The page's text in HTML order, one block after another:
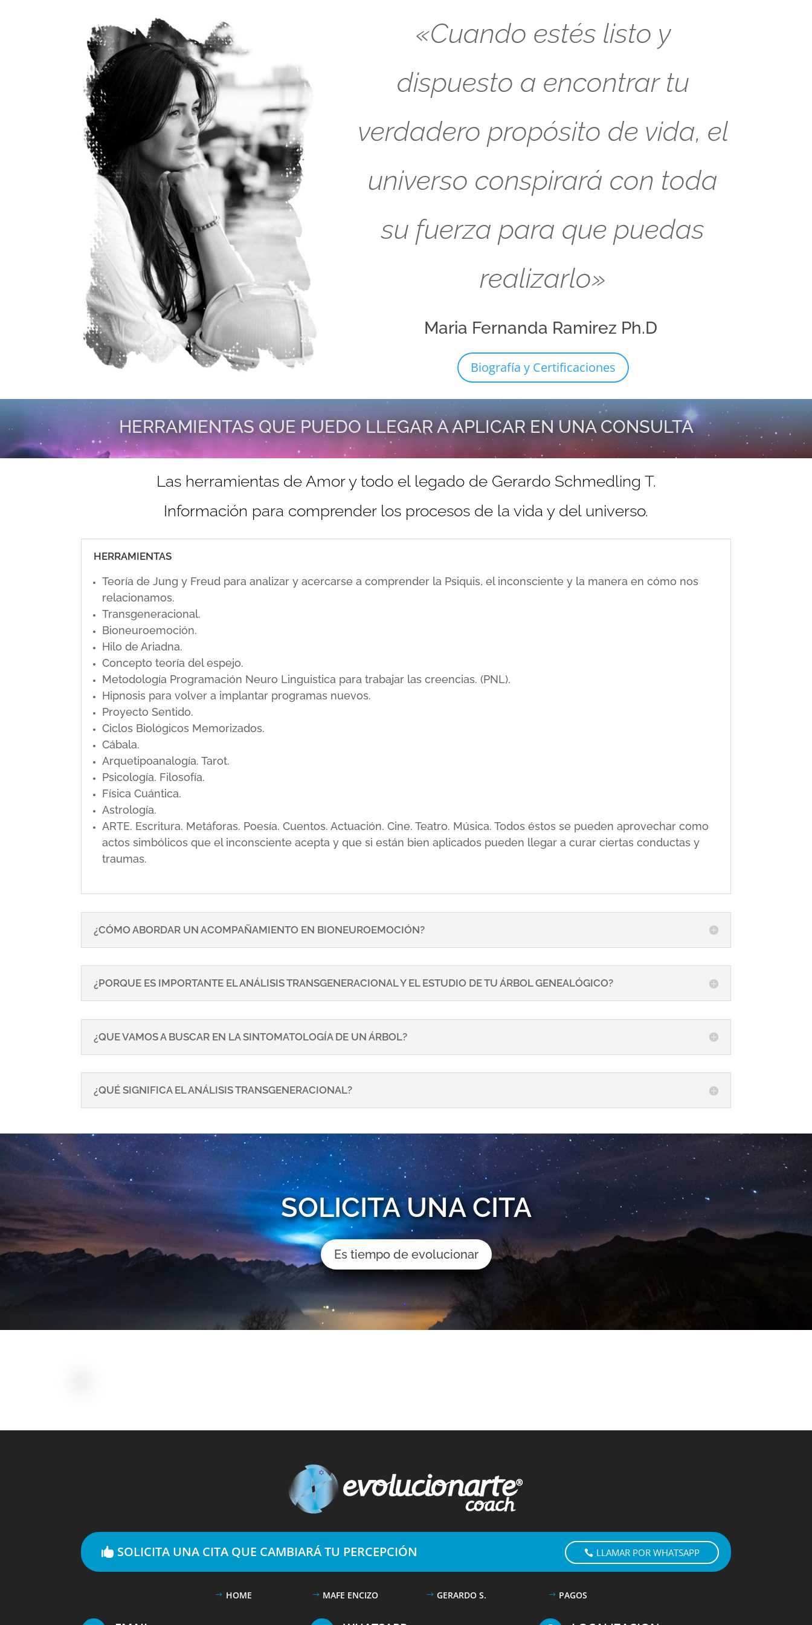
«Cuando estés listo y
dispuesto a encontrar tu
verdadero propósito de vida, el
universo conspirará con toda
su fuerza para que puedas
realizarlo»
Maria Fernanda Ramirez Ph.D
Biografía y Certificaciones
HERRAMIENTAS QUE PUEDO LLEGAR A APLICAR EN UNA CONSULTA
Las herramientas de Amor y todo el legado de Gerardo Schmedling T.
Información para comprender los procesos de la vida y del universo.
HERRAMIENTAS
Teoría de Jung y Freud para analizar y acercarse a comprender la Psiquis, el inconsciente y la manera en cómo nos
relacionamos.
Transgeneracional.
Bioneuroemoción.
Hilo de Ariadna.
Concepto teoría del espejo.
Metodología Programación Neuro Linguistica para trabajar las creencias. (PNL).
Hipnosis para volver a implantar programas nuevos.
Proyecto Sentido.
Ciclos Biológicos Memorizados.
Cábala.
Arquetipoanalogía. Tarot.
Psicología. Filosofía.
Física Cuántica.
Astrología.
ARTE. Escritura. Metáforas. Poesía. Cuentos. Actuación. Cine. Teatro. Música. Todos éstos se pueden aprovechar como
actos simbólicos que el inconsciente acepta y que si están bien aplicados pueden llegar a curar ciertas conductas y
traumas.
¿CÓMO ABORDAR UN ACOMPAÑAMIENTO EN BIONEUROEMOCIÓN?
¿PORQUE ES IMPORTANTE EL ANÁLISIS TRANSGENERACIONAL Y EL ESTUDIO DE TU ÁRBOL GENEALÓGICO?
¿QUE VAMOS A BUSCAR EN LA SINTOMATOLOGÍA DE UN ÁRBOL?
¿QUÉ SIGNIFICA EL ANÁLISIS TRANSGENERACIONAL?
SOLICITA UNA CITA
Es tiempo de evolucionar
SOLICITA UNA CITA QUE CAMBIARÁ TU PERCEPCIÓN LLAMAR POR WHATSAPP
HOME MAFE ENCIZO GERARDO S. PAGOS